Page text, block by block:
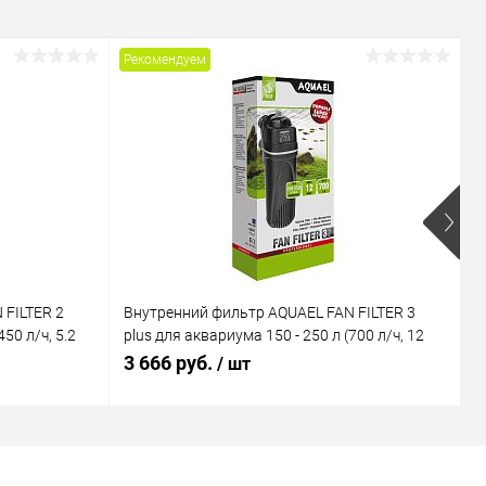
2
л/ч, 5.2
Рекомендуем
Внутренний фильтр AQUAEL FAN FILTER 3
plus для аквариума 150 - 250 л (700 л/ч, 12
Вт)
3 666 руб. / шт